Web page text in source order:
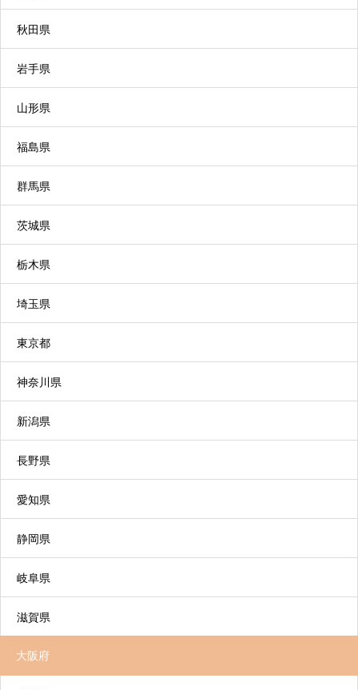
6. 介護サービス利用の開始
ドはこちら
通所リハビリテーション（デイケア）
施設や病院などにおいて、日常生活の自立を助け
るために理学療法士、作業療法士などがリハビリ
リハビリ特化型デイサービスとデイケアの違いに
ついて
援や、心身の機能を維持・向上するための機能訓
練の支援などを行うサービスです。家族の介護負
担軽減を図ることができます。
利用者の選択に応じて、施設への「通い」を中心
問」を組み合わせて日常生活上の支援や機能訓練
を行うサービスです。
特定施設入居者生活介護
秋田県
岩手県
山形県
福島県
群馬県
茨城県
栃木県
埼玉県
東京都
神奈川県
新潟県
長野県
愛知県
静岡県
岐阜県
滋賀県
大阪府